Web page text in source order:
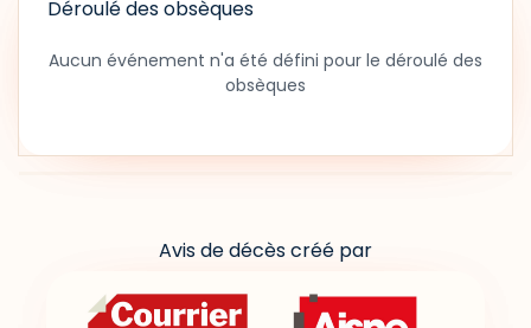
Déroulé des obsèques
Aucun événement n'a été défini pour le déroulé des
obsèques
Avis de décès créé par